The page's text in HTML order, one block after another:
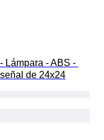
Lámpara - ABS -
de 24x24